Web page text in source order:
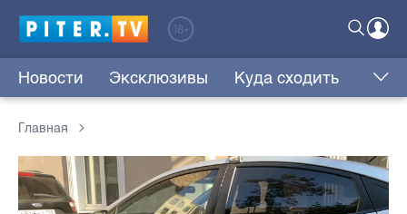
Новости Эксклюзивы Куда сходить
Главная